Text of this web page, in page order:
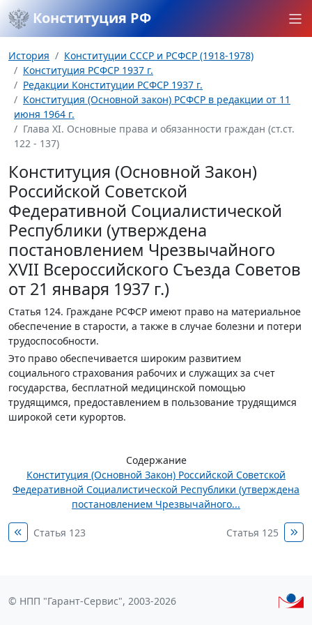
Конституция РФ
История
Конституции СССР и РСФСР (1918-1978)
Конституция РСФСР 1937 г.
Редакции Конституции РСФСР 1937 г.
Конституция (Основной закон) РСФСР в редакции от 11
июня 1964 г.
Глава XI. Основные права и обязанности граждан (ст.ст.
122 - 137)
Конституция (Основной Закон)
Российской Советской
Федеративной Социалистической
Республики (утверждена
постановлением Чрезвычайного
XVII Всероссийского Съезда Советов
от 21 января 1937 г.)
Статья 124. Граждане РСФСР имеют право на материальное
обеспечение в старости, а также в случае болезни и потери
трудоспособности.
Это право обеспечивается широким развитием
социального страхования рабочих и служащих за счет
государства, бесплатной медицинской помощью
трудящимся, предоставлением в пользование трудящимся
широкой сети курортов.
Содержание
Конституция (Основной Закон) Российской Советской
Федеративной Социалистической Республики (утверждена
постановлением Чрезвычайного...
Статья 123 Статья 125
© НПП "Гарант-Сервис", 2003-2026